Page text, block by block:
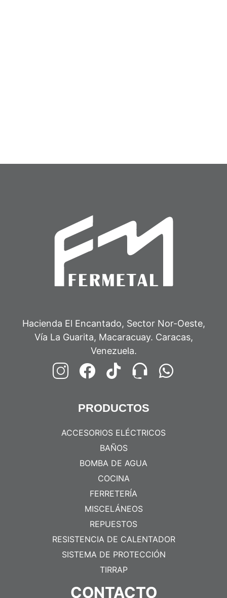
Hacienda El Encantado, Sector Nor-Oeste,
Vía La Guarita, Macaracuay. Caracas,
Venezuela.
PRODUCTOS
ACCESORIOS ELÉCTRICOS
BAÑOS
BOMBA DE AGUA
COCINA
FERRETERÍA
MISCELÁNEOS
REPUESTOS
RESISTENCIA DE CALENTADOR
SISTEMA DE PROTECCIÓN
TIRRAP
CONTACTO